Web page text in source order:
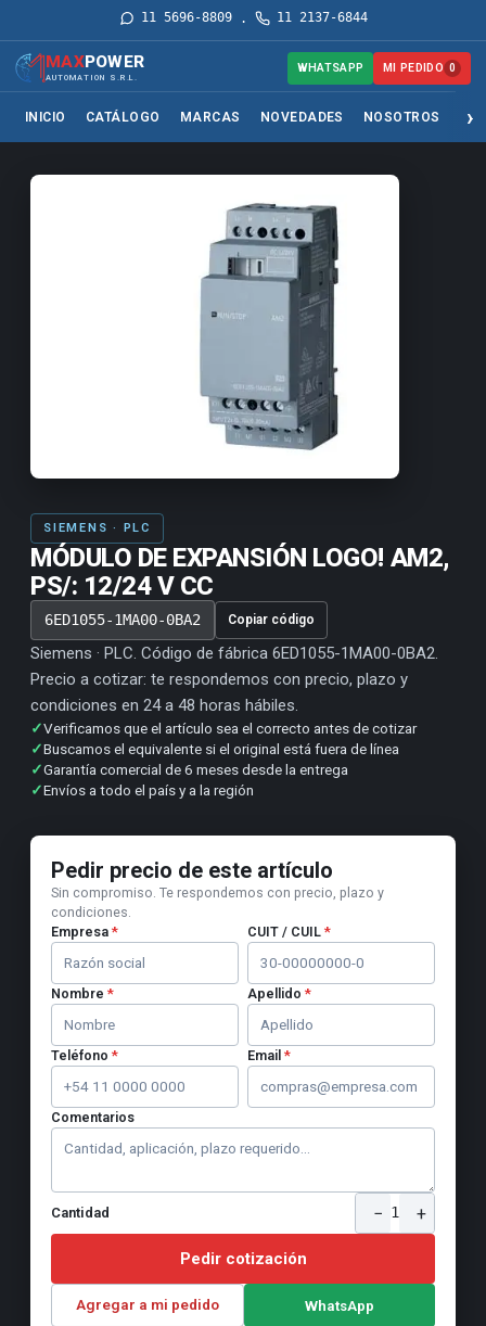
11 5696-8809· 11 2137-6844
MAXPOWER
AUTOMATION S.R.L.
INICIO CATÁLOGO MARCAS NOVEDADES NOSOTROS
WHATSAPP MI PEDIDO 0
SIEMENS · PLC
MÓDULO DE EXPANSIÓN LOGO! AM2,
PS/: 12/24 V CC
6ED1055-1MA00-0BA2 Copiar código
Siemens · PLC. Código de fábrica 6ED1055-1MA00-0BA2.
Precio a cotizar: te respondemos con precio, plazo y
condiciones en 24 a 48 horas hábiles.
✓Verificamos que el artículo sea el correcto antes de cotizar
✓Buscamos el equivalente si el original está fuera de línea
✓Garantía comercial de 6 meses desde la entrega
✓Envíos a todo el país y a la región
Pedir precio de este artículo
Sin compromiso. Te respondemos con precio, plazo y
condiciones.
Empresa * CUIT / CUIL *
Nombre * Apellido *
Teléfono * Email *
Comentarios
Cantidad − 1 +
Pedir cotización
Agregar a mi pedido WhatsApp